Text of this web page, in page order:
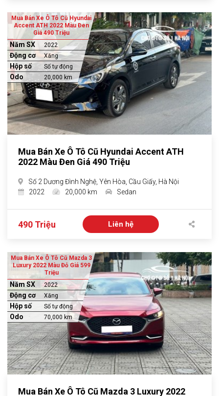
Mua Bán Xe Ô Tô Cũ Hyundai
Accent ATH 2022 Màu Đen
Giá 490 Triệu
Năm SX 2022
Động cơ Xăng
Hộp số Số tự động
Odo 20,000 km
Mua Bán Xe Ô Tô Cũ Hyundai Accent ATH
2022 Màu Đen Giá 490 Triệu
Số 2 Dương Đình Nghệ, Yên Hòa, Cầu Giấy, Hà Nội
2022
20,000 km Sedan
490 Triệu Liên hệ
Mua Bán Xe Ô Tô Cũ Mazda 3
Luxury 2022 Màu Đỏ Giá 599
Triệu
Năm SX 2022
Động cơ Xăng
Hộp số Số tự động
Odo 70,000 km
Mua Bán Xe Ô Tô Cũ Mazda 3 Luxury 2022